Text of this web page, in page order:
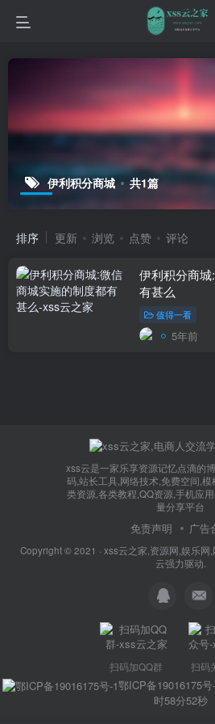
伊利积分商城 共1篇
排序 更新 浏览 点赞 评论
伊利积分商
有甚么
值得一看
5年前
xss云是一家乐享资源记忆点滴的
码,站长工具,网络技术,免费空间,
类资源,各类教程,QQ资源,手机应
量分享平台
免责声明 广告
Copyright © 2021 · xss云之家,资源网,娱乐网
云强力驱动.
扫码加QQ群 扫码
鄂ICP备19016175号
时58分52秒